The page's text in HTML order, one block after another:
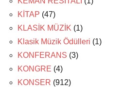
KİTAP (47)
KLASİK MÜZİK (1)
Klasik Müzik Ödülleri (1)
KONFERANS (3)
KONGRE (4)
KONSER (912)